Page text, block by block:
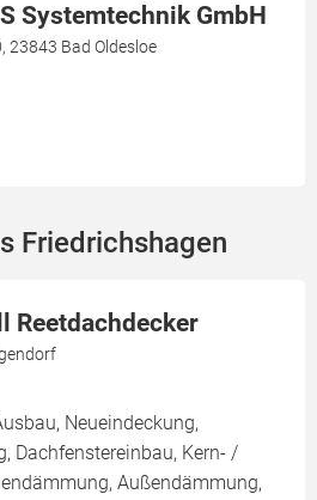
Systemtechnik GmbH
23843 Bad Oldesloe
Friedrichshagen
Reetdachdecker
Neueindeckung,
Dachfenstereinbau, Kern- /
Außendämmung,